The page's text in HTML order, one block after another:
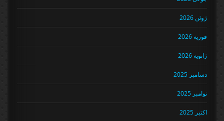
ژوئن 2026
فوریه 2026
ژانویه 2026
دسامبر 2025
نوامبر 2025
اکتبر 2025